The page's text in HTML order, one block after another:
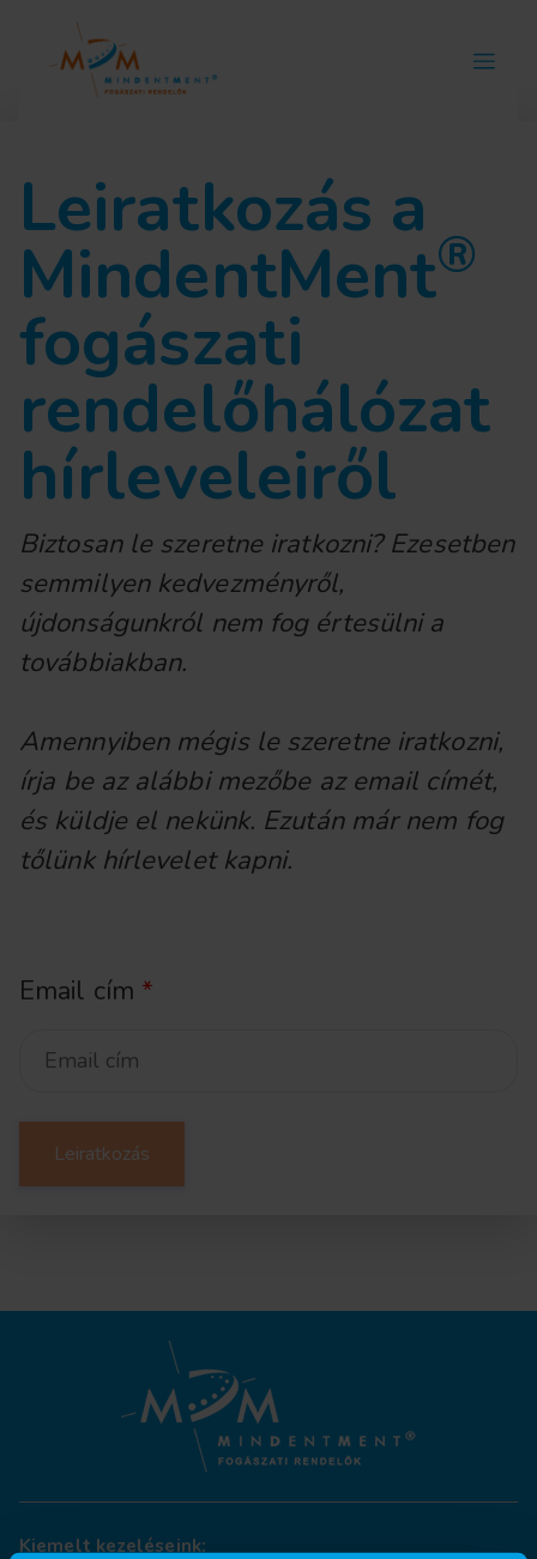
Leiratkozás a
MindentMent®
fogászati
rendelőhálózat
hírleveleiről
Biztosan le szeretne iratkozni? Ezesetben
semmilyen kedvezményről,
újdonságunkról nem fog értesülni a
továbbiakban.
Amennyiben mégis le szeretne iratkozni,
írja be az alábbi mezőbe az email címét,
és küldje el nekünk. Ezután már nem fog
tőlünk hírlevelet kapni.
Email cím
Leiratkozás
Kiemelt kezeléseink: